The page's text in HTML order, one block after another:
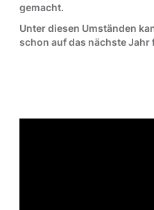
gemacht.
Unter diesen Umständen
schon auf das nächste Jahr